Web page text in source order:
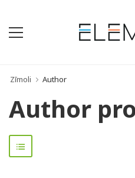
Zīmoli Author
Author